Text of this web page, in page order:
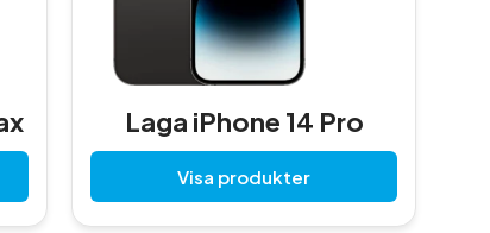
Laga iPhone 14 Pro
Visa produkter